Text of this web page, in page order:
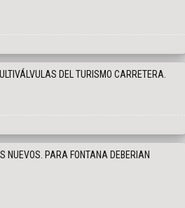
DEL TURISMO CARRETERA.
NUEVOS. PARA FONTANA DEBERIAN